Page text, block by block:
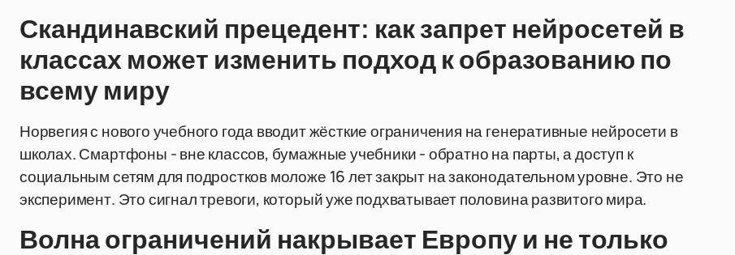
Скандинавский прецедент: как запрет нейросетей в
классах может изменить подход к образованию по
всему миру
Норвегия с нового учебного года вводит жёсткие ограничения на генеративные нейросети в
школах. Смартфоны - вне классов, бумажные учебники - обратно на парты, а доступ к
социальным сетям для подростков моложе 16 лет закрыт на законодательном уровне. Это не
эксперимент. Это сигнал тревоги, который уже подхватывает половина развитого мира.
Волна ограничений накрывает Европу и не только